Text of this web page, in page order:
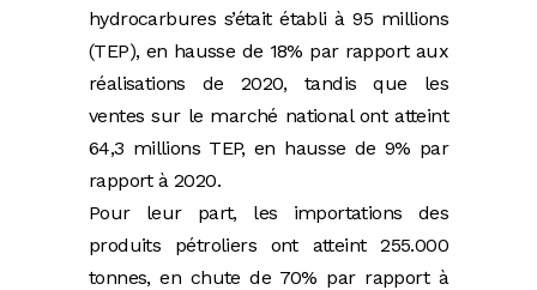
hydrocarbures s’était établi à 95 millions
(TEP), en hausse de 18% par rapport aux
réalisations de 2020, tandis que les
ventes sur le marché national ont atteint
64,3 millions TEP, en hausse de 9% par
rapport à 2020.
Pour leur part, les importations des
produits pétroliers ont atteint 255.000
tonnes, en chute de 70% par rapport à